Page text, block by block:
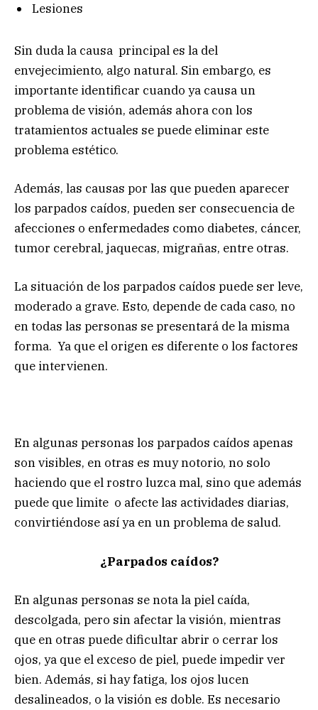
Lesiones
Sin duda la causa principal es la del
envejecimiento, algo natural. Sin embargo, es
importante identificar cuando ya causa un
problema de visión, además ahora con los
tratamientos actuales se puede eliminar este
problema estético.
Además, las causas por las que pueden aparecer
los parpados caídos, pueden ser consecuencia de
afecciones o enfermedades como diabetes, cáncer,
tumor cerebral, jaquecas, migrañas, entre otras.
La situación de los parpados caídos puede ser leve,
moderado a grave. Esto, depende de cada caso, no
en todas las personas se presentará de la misma
forma. Ya que el origen es diferente o los factores
que intervienen.
En algunas personas los parpados caídos apenas
son visibles, en otras es muy notorio, no solo
haciendo que el rostro luzca mal, sino que además
puede que limite o afecte las actividades diarias,
convirtiéndose así ya en un problema de salud.
¿Parpados caídos?
En algunas personas se nota la piel caída,
descolgada, pero sin afectar la visión, mientras
que en otras puede dificultar abrir o cerrar los
ojos, ya que el exceso de piel, puede impedir ver
bien. Además, si hay fatiga, los ojos lucen
desalineados, o la visión es doble. Es necesario